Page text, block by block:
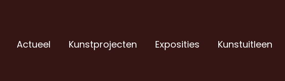
Actueel Kunstprojecten Exposities Kunstuitleen